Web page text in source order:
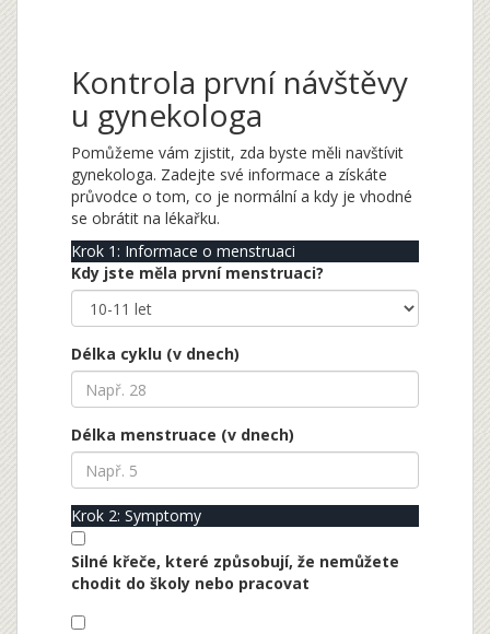
Kontrola první návštěvy
u gynekologa
Pomůžeme vám zjistit, zda byste měli navštívit
gynekologa. Zadejte své informace a získáte
průvodce o tom, co je normální a kdy je vhodné
se obrátit na lékařku.
Krok 1: Informace o menstruaci
Kdy jste měla první menstruaci?
Délka cyklu (v dnech)
Délka menstruace (v dnech)
Krok 2: Symptomy
Silné křeče, které způsobují, že nemůžete
chodit do školy nebo pracovat